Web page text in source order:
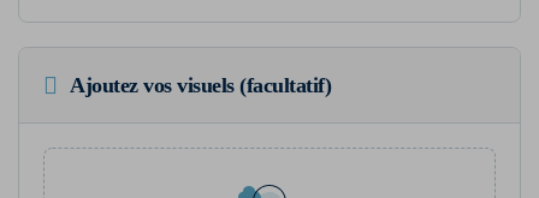
Ajoutez vos visuels (facultatif)